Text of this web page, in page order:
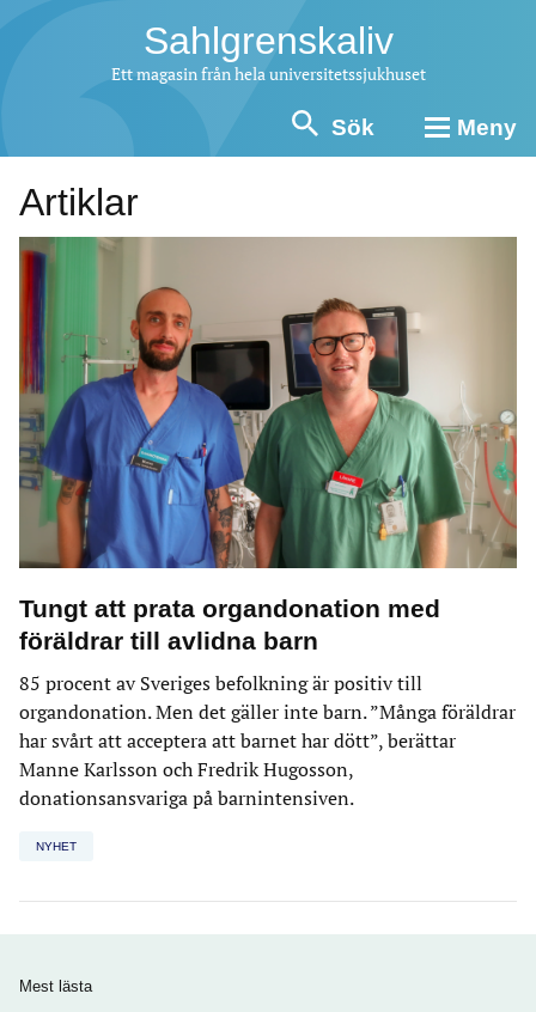
Sahlgrenskaliv
Ett magasin från hela universitetssjukhuset
Sök Meny
Artiklar
Tungt att prata organdonation med
föräldrar till avlidna barn
85 procent av Sveriges befolkning är positiv till
organdonation. Men det gäller inte barn. ”Många föräldrar
har svårt att acceptera att barnet har dött”, berättar
Manne Karlsson och Fredrik Hugosson,
donationsansvariga på barnintensiven.
NYHET
Mest lästa